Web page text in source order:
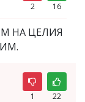
2 16
НА ЦЕЛИЯ
1 22